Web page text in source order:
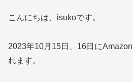
こんにちは、isukoです。
2023年10月15日、16日に
れます。